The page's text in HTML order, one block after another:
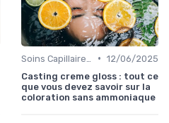
• 12/06/2025
Casting creme gloss : tout ce
que vous devez savoir sur la
coloration sans ammoniaque